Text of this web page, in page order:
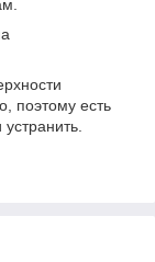
поэтому есть